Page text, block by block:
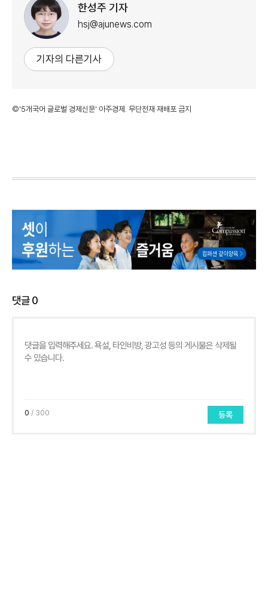
한성주 기자
hsj@ajunews.com
기자의 다른기사
©'5개국어 글로벌 경제신문' 아주경제. 무단전재·재배포 금지
댓글0
0 / 300 등록